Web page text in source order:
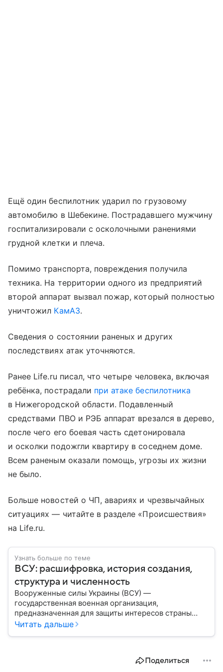
Ещё один беспилотник ударил по грузовому
автомобилю в Шебекине. Пострадавшего мужчину
госпитализировали с осколочными ранениями
грудной клетки и плеча.
Помимо транспорта, повреждения получила
техника. На территории одного из предприятий
второй аппарат вызвал пожар, который полностью
уничтожил КамАЗ.
Сведения о состоянии раненых и других
последствиях атак уточняются.
Ранее Life.ru писал, что четыре человека, включая
ребёнка, пострадали при атаке беспилотника
в Нижегородской области. Подавленный
средствами ПВО и РЭБ аппарат врезался в дерево,
после чего его боевая часть сдетонировала
и осколки подожгли квартиру в соседнем доме.
Всем раненым оказали помощь, угрозы их жизни
не было.
Больше новостей о ЧП, авариях и чрезвычайных
ситуациях — читайте в разделе «Происшествия»
на Life.ru.
Узнать больше по теме
ВСУ: расшифровка, история создания,
структура и численность
Вооруженные силы Украины (ВСУ) —
государственная военная организация,
предназначенная для защиты интересов страны
военным путем. Была создана после
Читать дальше
Поделиться